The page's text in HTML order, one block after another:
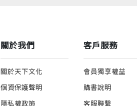
關於我們
關於天下文化
個資保護聲明
隱私權政策
客戶服務
會員獨享權益
購書說明
客服聯繫